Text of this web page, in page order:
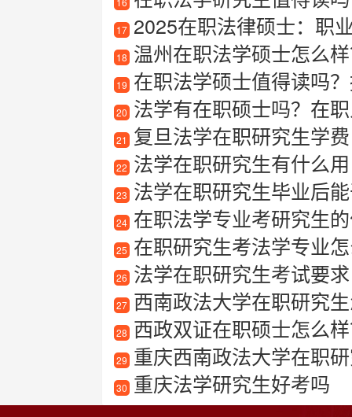
17 2025在职法律硕士：职
18 温州在职法学硕士怎么
19 在职法学硕士值得读吗
20 法学有在职硕士吗？在
21 复旦法学在职研究生学费
22 法学在职研究生有什么用
23 法学在职研究生毕业后
24 在职法学专业考研究生
25 在职研究生考法学专业
26 法学在职研究生考试要求
27 西南政法大学在职研究
28 西政双证在职硕士怎么样
29 重庆西南政法大学在职
30 重庆法学研究生好考吗